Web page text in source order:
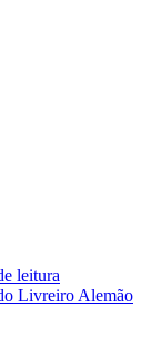
leitura
Livreiro Alemão